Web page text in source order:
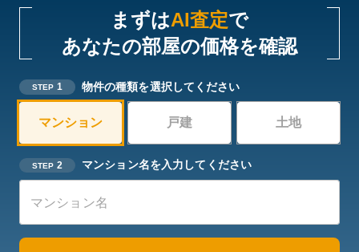
まずはAI査定で
あなたの部屋の価格を確認
STEP 1 物件の種類を選択してください
マンション 戸建 土地
STEP 2 マンション名を入力してください